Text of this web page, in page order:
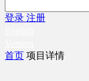
登录 注册
首页 项目详情